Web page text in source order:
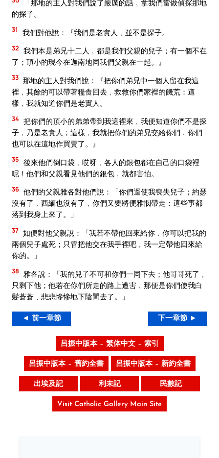
「那地的主人對我們說了嚴厲的話﹐拿我們當做偵探那地
的探子。
31 我們對他說：『我們是老實人﹐並不是探子。
32 我們本是弟兄十二人﹐都是我們父親的兒子；有一個不在
了；頂小的現今在迦南地同我們父親在一起。』
33 那地的主人對我們說：『把你們弟兄中一個人留在我這
裡﹐其餘的可以帶著糧食回去﹐救救你們家裡的饑荒：這
樣﹐我就知道你們是老實人。
34 把你們的頂小的弟弟帶到我這裡來﹐我便知道你們不是探
子﹐乃是老實人；這樣﹐我就把你們的弟兄交給你們﹐你們
也可以在這地作買賣了。』
35 後來他們倒口袋﹐哎呀﹐各人的銀包都在自己的口袋裡
呢！他們和父親看見他們的銀包﹐就都害怕。
36 他們的父親雅各對他們說：「你們逕使我喪失兒子；約瑟
沒有了﹐西緬也沒有了﹐你們又要將便雅憫帶走：這些事都
落到我身上來了。」
37 如便對他父親說：「我若不帶他回來給你﹐你可以把我的
兩個兒子處死；只管把他交在我手裡吧﹐我一定帶他回來給
你的。」
38
雅各說：「我的兒子不可和你們一同下去；他哥哥死了﹐
只剩下他；他若在你們所走的路上遭害﹐那便是你們使我白
髮蒼蒼﹑悲悲慘慘地下陰間去了。」
◄ 前一章節 下一章節 ►
呂振中版本 – 繁体中文 – 索引
呂振中版本 – 舊約全書 呂振中版本 – 新約全書
出埃及記 利未記 民數記
Visit Catholic Gallery Main Site